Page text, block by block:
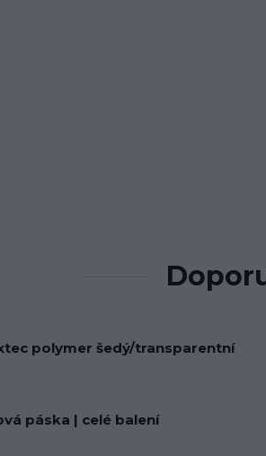
polymer šedý/transparentní
páska | celé balení